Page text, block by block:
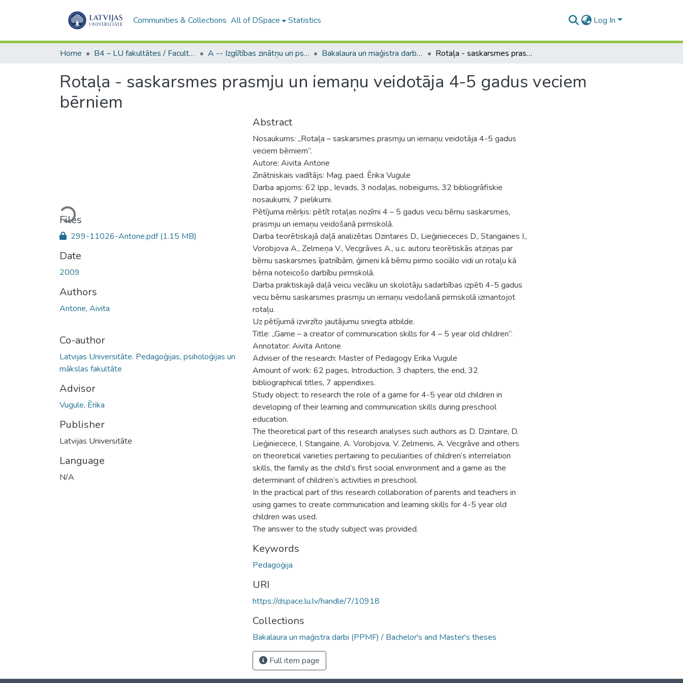
Communities & Collections All of DSpace Statistics Log In
Home B4 – LU fakultātes / Faculties of the UL A -- Izglītības zinātņu un psiholoģijas fakultāte / Faculty of Education Sciences and Psychology Bakalaura un maģistra darbi (PPMF) / Bachelor's and Master's theses Rotaļa - saskarsmes prasmju un iemaņu veidotāja 4-5 gadus veciem bērniem
Rotaļa - saskarsmes prasmju un iemaņu veidotāja 4-5 gadus veciem
bērniem
Loading...
Files
299-11026-Antone.pdf(1.15 MB)
Date
2009
Authors
Antone, Aivita
Co-author
Latvijas Universitāte. Pedagoģijas, psiholoģijas un
mākslas fakultāte
Advisor
Vugule, Ērika
Publisher
Latvijas Universitāte
Language
N/A
Abstract
Nosaukums: „Rotaļa – saskarsmes prasmju un iemaņu veidotāja 4-5 gadus
veciem bērniem”.
Autore: Aivita Antone
Zinātniskais vadītājs: Mag. paed. Ērika Vugule
Darba apjoms: 62 lpp., Ievads, 3 nodaļas, nobeigums, 32 bibliogrāfiskie
nosaukumi, 7 pielikumi.
Pētījuma mērķis: pētīt rotaļas nozīmi 4 – 5 gadus vecu bērnu saskarsmes,
prasmju un iemaņu veidošanā pirmskolā.
Darba teorētiskajā daļā analizētas Dzintares D., Lieģiniececes D., Stangaines I.,
Vorobjova A., Zelmeņa V., Vecgrāves A., u.c. autoru teorētiskās atziņas par
bērnu saskarsmes īpatnībām, ģimeni kā bērnu pirmo sociālo vidi un rotaļu kā
bērna noteicošo darbību pirmskolā.
Darba praktiskajā daļā veicu vecāku un skolotāju sadarbības izpēti 4-5 gadus
vecu bērnu saskarsmes prasmju un iemaņu veidošanā pirmskolā izmantojot
rotaļu.
Uz pētījumā izvirzīto jautājumu sniegta atbilde.
Title: „Game – a creator of communication skills for 4 – 5 year old children”.
Annotator: Aivita Antone
Adviser of the research: Master of Pedagogy Erika Vugule
Amount of work: 62 pages, Introduction, 3 chapters, the end, 32
bibliographical titles, 7 appendixes.
Study object: to research the role of a game for 4-5 year old children in
developing of their learning and communication skills during preschool
education.
The theoretical part of this research analyses such authors as D. Dzintare, D.
Lieģiniecece, I. Stangaine, A. Vorobjova, V. Zelmenis, A. Vecgrāve and others
on theoretical varieties pertaining to peculiarities of children’s interrelation
skills, the family as the child’s first social environment and a game as the
determinant of children’s activities in preschool.
In the practical part of this research collaboration of parents and teachers in
using games to create communication and learning skills for 4-5 year old
children was used.
The answer to the study subject was provided.
Keywords
Pedagoģija
URI
https://dspace.lu.lv/handle/7/10918
Collections
Bakalaura un maģistra darbi (PPMF) / Bachelor's and Master's theses
Full item page